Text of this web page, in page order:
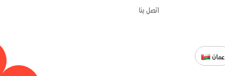
اتصل بنا
عمان